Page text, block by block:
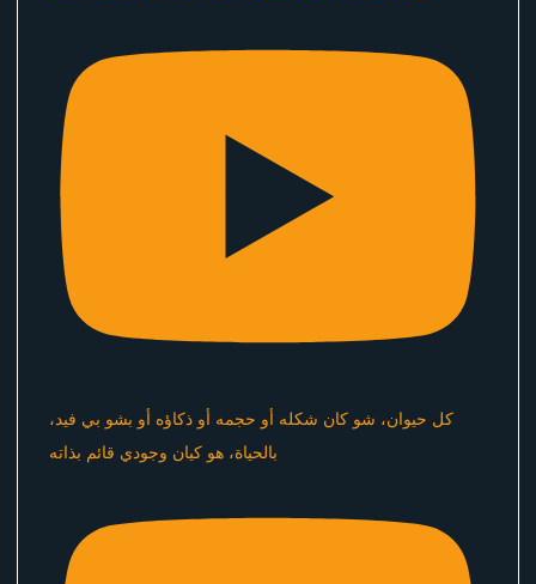
كل حيوان، شو كان شكله أو حجمه أو ذكاؤه أو بشو بي فيد،
بالحياة، هو كيان وجودي قائم بذاته